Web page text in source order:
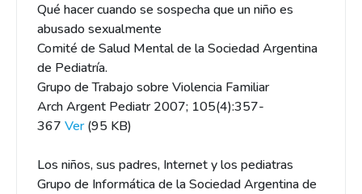
Qué hacer cuando se sospecha que un niño es
abusado sexualmente
Comité de Salud Mental de la Sociedad Argentina
de Pediatría.
Grupo de Trabajo sobre Violencia Familiar
Arch Argent Pediatr 2007; 105(4):357-
367 Ver(95 KB)
Los niños, sus padres, Internet y los pediatras
Grupo de Informática de la Sociedad Argentina de